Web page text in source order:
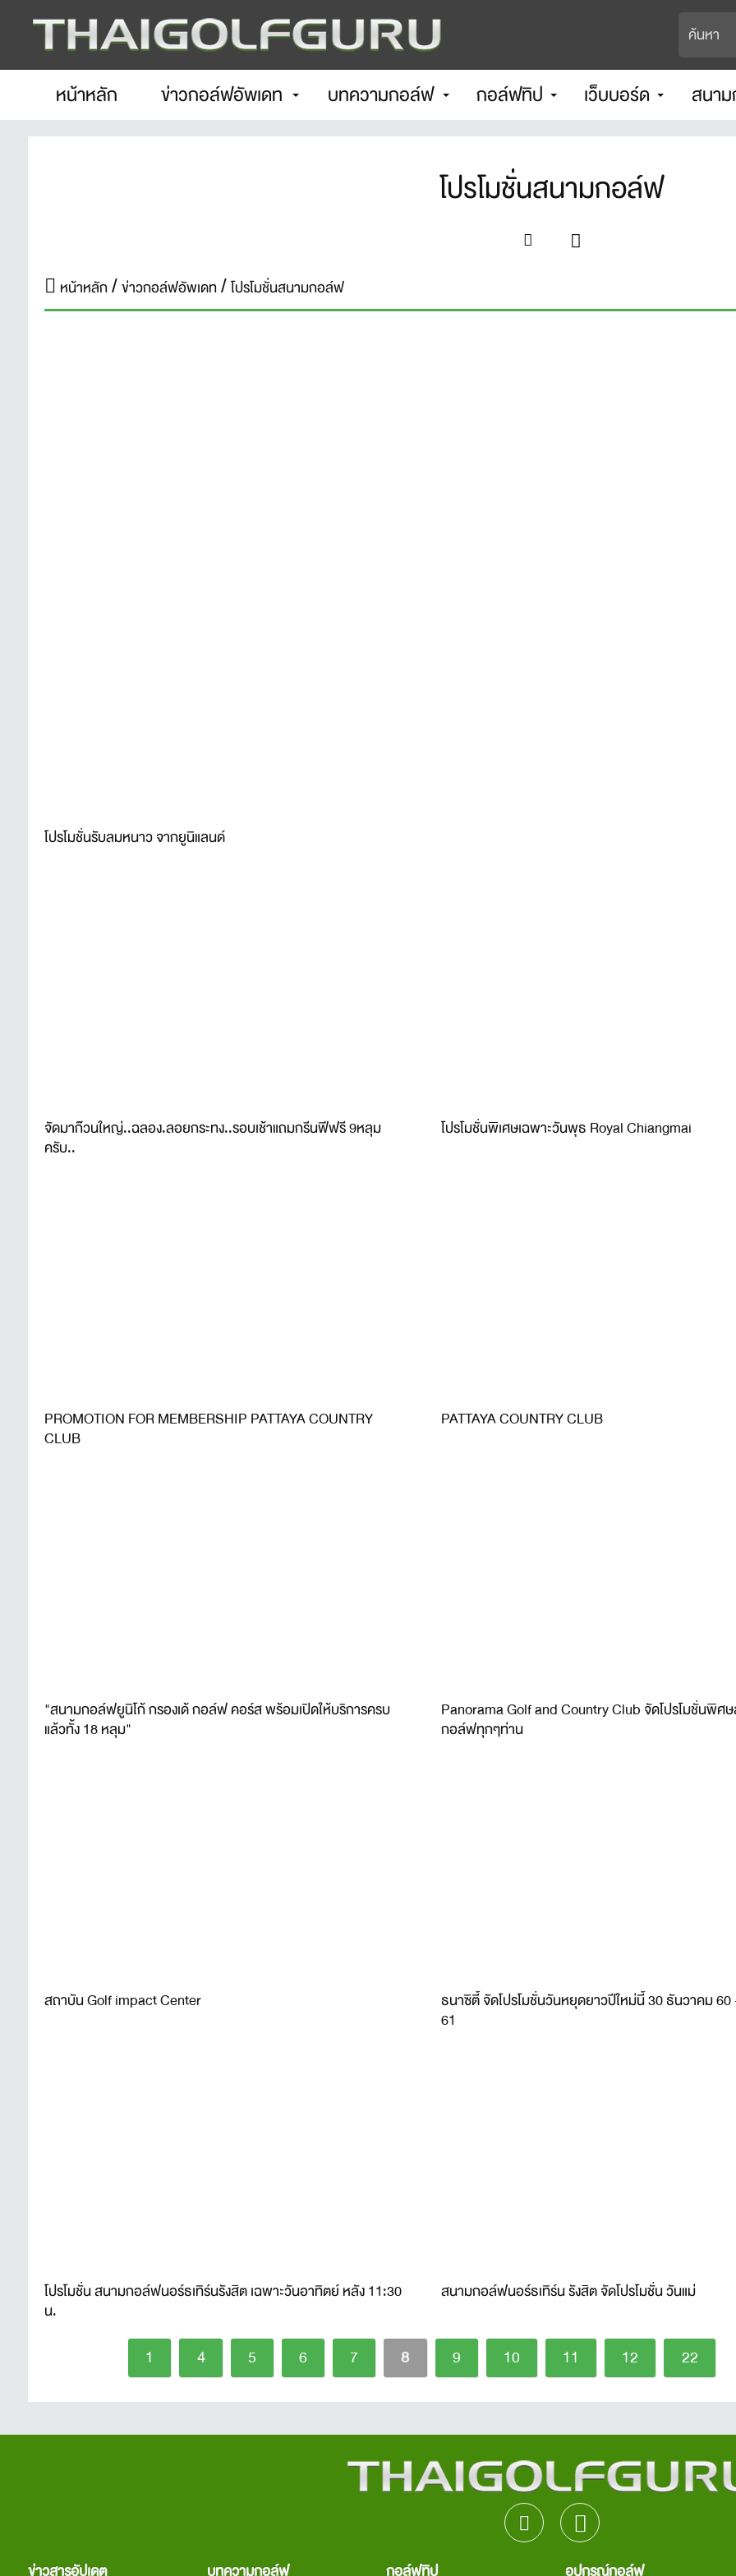
หน้าหลัก ข่าวกอล์ฟอัพเดท บทความกอล์ฟ กอล์ฟทิป เว็บบอร์ด สนา
โปรโมชั่นสนามกอล์ฟ
หน้าหลัก ข่าวกอล์ฟอัพเดท โปรโมชั่นสนามกอล์ฟ
โปรโมชั่นรับลมหนาว จากยูนิแลนด์
จัดมาก๊วนใหญ่..ฉลอง.ลอยกระทง..รอบเช้าแถมกรีนฟีฟรี 9หลุม
ครับ..
โปรโมชั่นพิเศษเฉพาะวันพุธ Royal Chiangmai
PROMOTION FOR MEMBERSHIP PATTAYA COUNTRY
CLUB
PATTAYA COUNTRY CLUB
"สนามกอล์ฟยูนิโก้ กรองเด้ กอล์ฟ คอร์ส พร้อมเปิดให้บริการครบ
แล้วทั้ง 18 หลุม"
Panorama Golf and Country Club จัดโปรโมชั่นพิศ
กอล์ฟทุกๆท่าน
สถาบัน Golf impact Center
ธนาซิตี้ จัดโปรโมชั่นวันหยุดยาวปีใหม่นี้ 30 ธันวาคม
61
โปรโมชั่น สนามกอล์ฟนอร์ธเทิร์นรังสิต เฉพาะวันอาทิตย์ หลัง 11:30
น.
สนามกอล์ฟนอร์ธเทิร์น รังสิต จัดโปรโมชั่น วันแม่
1 4 5 6 7 8 9 10 11 12 22